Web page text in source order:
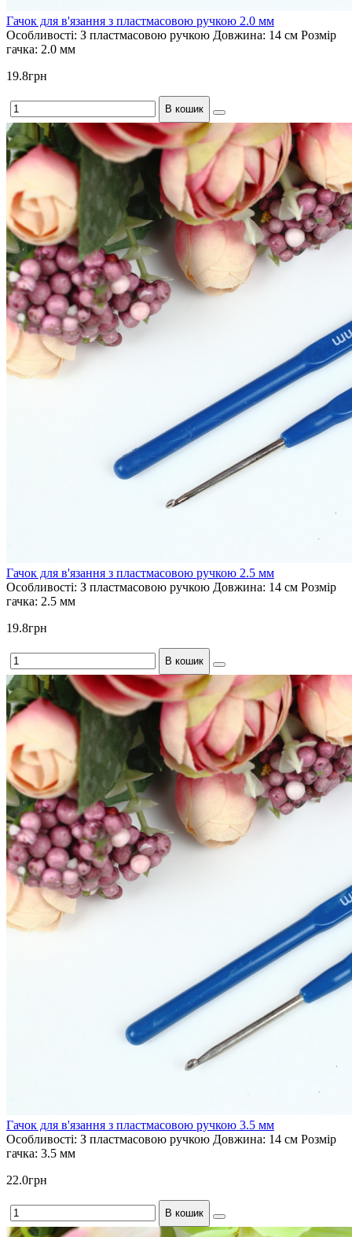
Гачок для в'язання з пластмасовою ручкою 2.0 мм
Особливості: З пластмасовою ручкою Довжина: 14 см Розмір
гачка: 2.0 мм
19.8грн
В кошик
Гачок для в'язання з пластмасовою ручкою 2.5 мм
Особливості: З пластмасовою ручкою Довжина: 14 см Розмір
гачка: 2.5 мм
19.8грн
В кошик
Гачок для в'язання з пластмасовою ручкою 3.5 мм
Особливості: З пластмасовою ручкою Довжина: 14 см Розмір
гачка: 3.5 мм
22.0грн
В кошик